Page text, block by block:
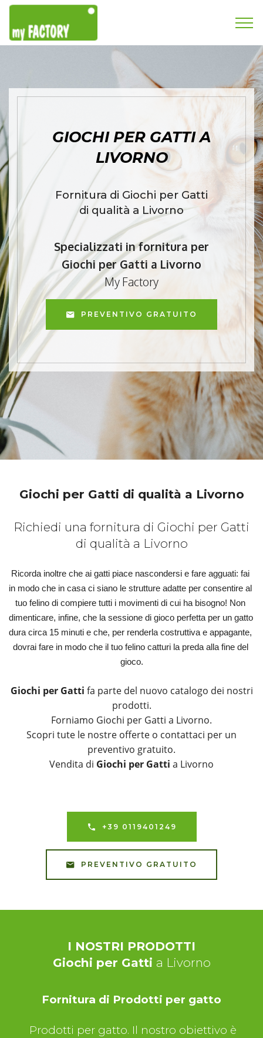
GIOCHI PER GATTI A
LIVORNO
Fornitura di Giochi per Gatti
di qualità a Livorno
Specializzati in fornitura per
Giochi per Gatti a Livorno
My Factory
PREVENTIVO GRATUITO
Giochi per Gatti di qualità a Livorno
Richiedi una fornitura di Giochi per Gatti
di qualità a Livorno
Ricorda inoltre che ai gatti piace nascondersi e fare agguati: fai
in modo che in casa ci siano le strutture adatte per consentire al
tuo felino di compiere tutti i movimenti di cui ha bisogno! Non
dimenticare, infine, che la sessione di gioco perfetta per un gatto
dura circa 15 minuti e che, per renderla costruttiva e appagante,
dovrai fare in modo che il tuo felino catturi la preda alla fine del
gioco.
Giochi per Gatti fa parte del nuovo catalogo dei nostri
prodotti.
Forniamo Giochi per Gatti a Livorno.
Scopri tute le nostre offerte o contattaci per un
preventivo gratuito.
Vendita di Giochi per Gatti a Livorno
+39 0119401249
PREVENTIVO GRATUITO
I NOSTRI PRODOTTI
Giochi per Gatti a Livorno
Fornitura di Prodotti per gatto
Prodotti per gatto. Il nostro obiettivo è